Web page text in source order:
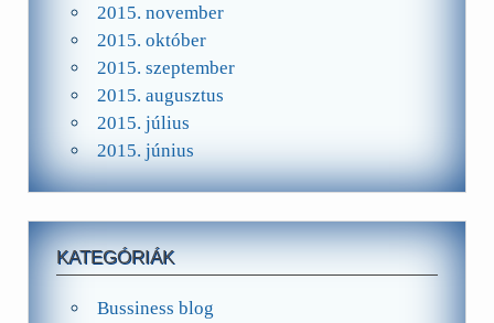
2015. november
2015. október
2015. szeptember
2015. augusztus
2015. július
2015. június
KATEGÓRIÁK
Bussiness blog